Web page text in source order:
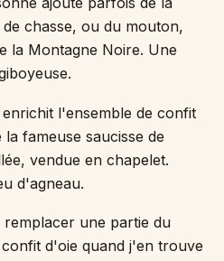
chasse, ou du mouton,
la Montagne Noire. Une
l'ensemble de confit
fameuse saucisse de
vendue en chapelet.
d'agneau.
une partie du
d'oie quand j'en trouve